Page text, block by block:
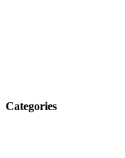
Categories